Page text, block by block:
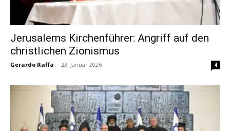
Jerusalems Kirchenführer: Angriff auf den
christlichen Zionismus
Gerardo Raffa - 23. Januar 2026 4